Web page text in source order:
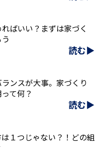
ばいい？まずは家づく
読む▶
ンスが大事。家づくり
て何？
読む▶
１つじゃない？！どの組